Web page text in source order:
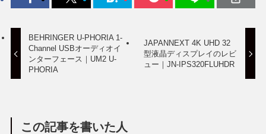
BEHRINGER U-PHORIA 1-
Channel USBオーディオイ
ンターフェース｜UM2 U-
PHORIA
JAPANNEXT 4K UHD 32
型液晶ディスプレイのレビ
ュー｜JN-IPS320FLUHDR
この記事を書いた人